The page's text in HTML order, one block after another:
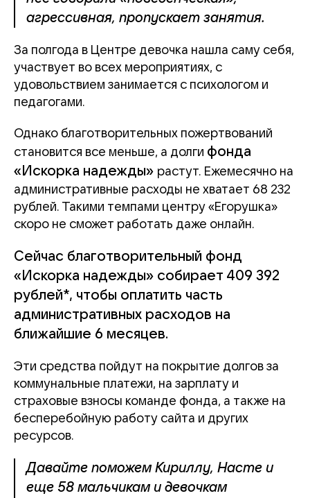
агрессивная, пропускает занятия.
За полгода в Центре девочка нашла саму себя,
участвует во всех мероприятиях, с
удовольствием занимается с психологом и
педагогами.
Однако благотворительных пожертвований
становится все меньше, а долги фонда
«Искорка надежды» растут. Ежемесячно на
административные расходы не хватает 68 232
рублей. Такими темпами центру «Егорушка»
скоро не сможет работать даже онлайн.
Сейчас благотворительный фонд
«Искорка надежды» собирает 409 392
рублей*, чтобы оплатить часть
административных расходов на
ближайшие 6 месяцев.
Эти средства пойдут на покрытие долгов за
коммунальные платежи, на зарплату и
страховые взносы команде фонда, а также на
бесперебойную работу сайта и других
ресурсов.
Давайте поможем Кириллу, Насте и
еще 58 мальчикам и девочкам